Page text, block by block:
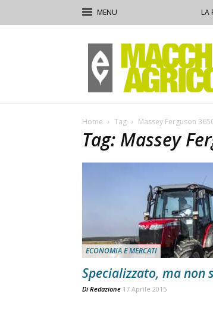
LA
Macchine
Agricole
Home Tag Massey Ferguson
Tag: Massey
ECONOMIA E MERCATI
Specializzato, ma non
Di Redazione 17 Aprile 2015